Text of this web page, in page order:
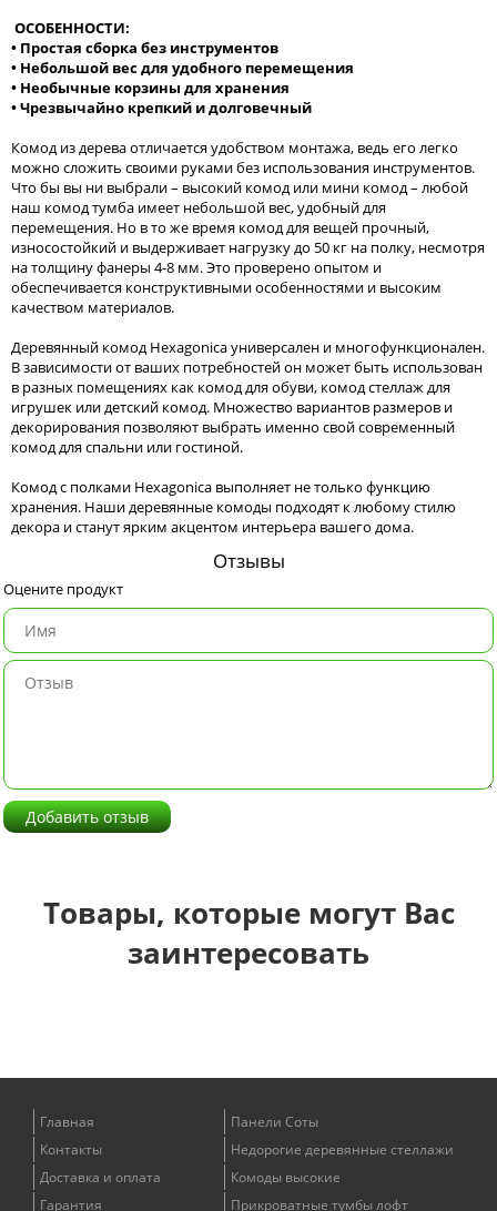
ОСОБЕННОСТИ:
• Простая сборка без инструментов
• Небольшой вес для удобного перемещения
• Необычные корзины для хранения
• Чрезвычайно крепкий и долговечный
Комод из дерева отличается удобством монтажа, ведь его легко
можно сложить своими руками без использования инструментов.
Что бы вы ни выбрали – высокий комод или мини комод – любой
наш комод тумба имеет небольшой вес, удобный для
перемещения. Но в то же время комод для вещей прочный,
износостойкий и выдерживает нагрузку до 50 кг на полку, несмотря
на толщину фанеры 4-8 мм. Это проверено опытом и
обеспечивается конструктивными особенностями и высоким
качеством материалов.
Деревянный комод Hexagonica универсален и многофункционален.
В зависимости от ваших потребностей он может быть использован
в разных помещениях как комод для обуви, комод стеллаж для
игрушек или детский комод. Множество вариантов размеров и
декорирования позволяют выбрать именно свой современный
комод для спальни или гостиной.
Комод с полками Hexagonica выполняет не только функцию
хранения. Наши деревянные комоды подходят к любому стилю
декора и станут ярким акцентом интерьера вашего дома.
Отзывы
Оцените продукт
Добавить отзыв
Товары, которые могут Вас
заинтересовать
Главная
Контакты
Доставка и оплата
Гарантия
Панели Соты
Недорогие деревянные стеллажи
Комоды высокие
Прикроватные тумбы лофт